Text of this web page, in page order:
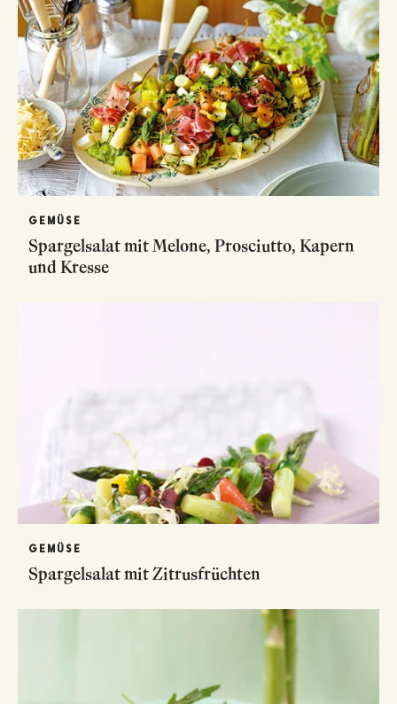
GEMÜSE
Spargelsalat mit Melone, Prosciutto, Kapern
und Kresse
GEMÜSE
Spargelsalat mit Zitrusfrüchten